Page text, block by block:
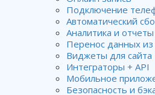
Подключение
Автоматический
Аналитика и отчеты
Перенос данных из
Виджеты для сайта
Интеграторы + API
Мобильное
Безопасность и
Мощность использования
по повторным вакцинациям
Если вы при проведении
с вакциной и указываете дату
можно ежемесячно (или в любое
создавать отчет для прозвона